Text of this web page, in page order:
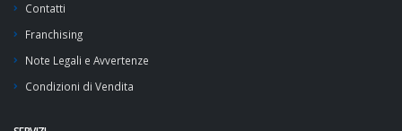
Contatti
Franchising
Note Legali e Avvertenze
Condizioni di Vendita